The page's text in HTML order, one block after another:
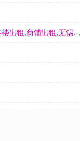
无锡房产网-无锡房产,无锡二手房,无锡租房,无锡租房网,无锡新房,无锡安置房,无锡房价,写字楼出租,商铺出租,无锡楼盘